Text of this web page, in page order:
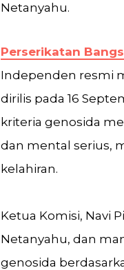
Netanyahu.
Perserikatan
Independen resmi
dirilis pada 16
kriteria genosida
dan mental serius,
kelahiran.
Ketua Komisi, Navi
Netanyahu, dan
genosida